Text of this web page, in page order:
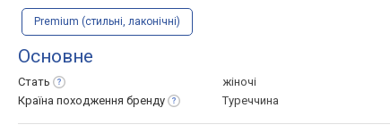
Premium (стильні, лаконічні)
Основне
Стать
жіночі
Країна походження бренду Туреччина